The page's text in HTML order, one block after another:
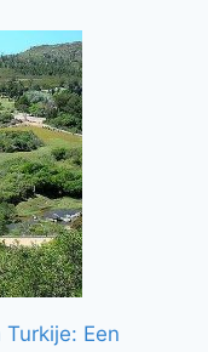
Een